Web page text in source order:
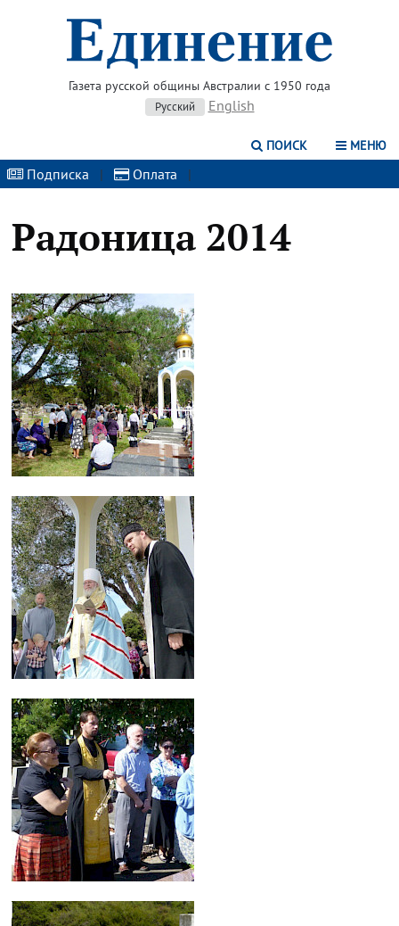
Газета русской общины Австралии с 1950 года
Русский English
ПОИСК МЕНЮ
Подписка | Оплата |
Радоница 2014